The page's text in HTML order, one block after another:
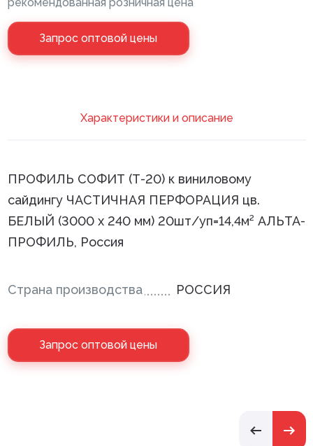
Сантехника
Запрос оптовой цены
Xарактеристики и описание
ПРОФИЛЬ СОФИТ (Т-20) к виниловому
сайдингу ЧАСТИЧНАЯ ПЕРФОРАЦИЯ цв.
БЕЛЫЙ (3000 х 240 мм) 20шт/уп=14,4м² АЛЬТА-
ПРОФИЛЬ, Россия
Страна производства РОССИЯ
Запрос оптовой цены